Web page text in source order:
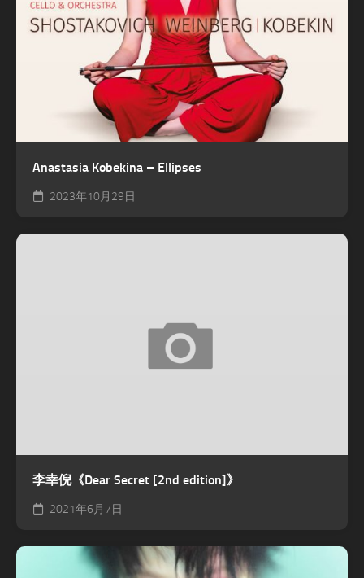
Anastasia Kobekina – Ellipses
2023年10月29日
李幸倪《Dear Secret [2nd edition]》
2021年6月7日